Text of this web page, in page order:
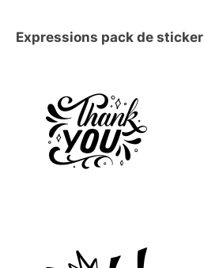
Expressions pack de sticker